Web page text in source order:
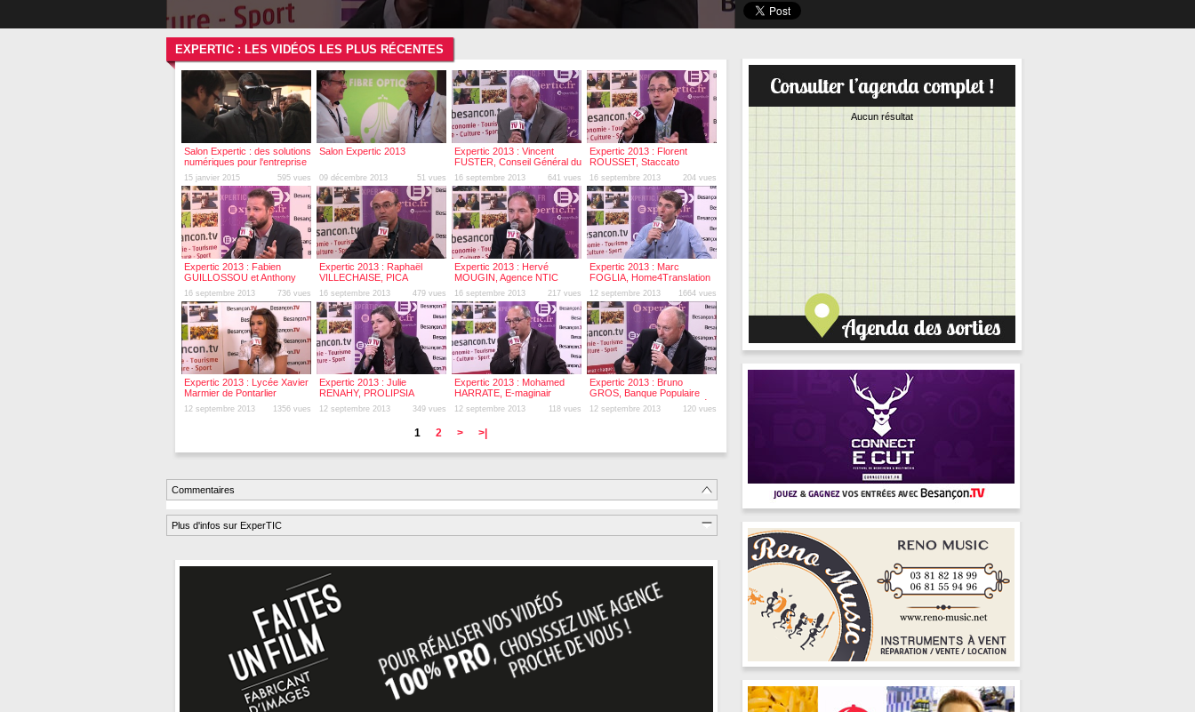
EXPERTIC : LES VIDÉOS LES PLUS RÉCENTES
Salon Expertic : des solutions
numériques pour l'entreprise
15 janvier 2015 595 vues
Salon Expertic 2013
09 décembre 2013 51 vues
Expertic 2013 : Vincent
FUSTER, Conseil Général du
Doubs
16 septembre 2013 641 vues
Expertic 2013 : Florent
ROUSSET, Staccato
16 septembre 2013 204 vues
Expertic 2013 : Fabien
GUILLOSSOU et Anthony
MAHDJOUB, Orixa Media
16 septembre 2013 736 vues
Expertic 2013 : Raphaël
VILLECHAISE, PICA
16 septembre 2013 479 vues
Expertic 2013 : Hervé
MOUGIN, Agence NTIC
Bourgogne
16 septembre 2013 217 vues
Expertic 2013 : Marc
FOGLIA, Home4Translation
12 septembre 2013 1664 vues
Expertic 2013 : Lycée Xavier
Marmier de Pontarlier
12 septembre 2013 1356 vues
Expertic 2013 : Julie
RENAHY, PROLIPSIA
12 septembre 2013 349 vues
Expertic 2013 : Mohamed
HARRATE, E-maginair
12 septembre 2013 118 vues
Expertic 2013 : Bruno
GROS, Banque Populaire
Bourgogne Franche-Comté
12 septembre 2013 120 vues
1 2 > >|
Commentaires
Plus d'infos sur ExperTIC
Aucun résultat